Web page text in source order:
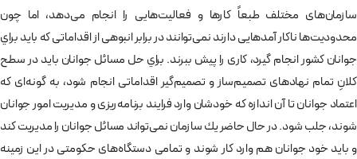
سازمان‌های مختلف طبعاً كارها و فعاليت‌هایی را انجام می‌دهد، اما چون
محدوديت‌ها ناكار آمدهایی دارند نمی‌توانند در برابر انبوهی از اقداماتی كه بايد براي
جوانان كشور انجام گيرد، كاری را پيش ببرند. براي حل مسائل جوانان بايد در سطح
كلانِ تمام نهادهای تصميم‌ساز و تصميم‌گير اقداماتی انجام شود، به گونه‌ای كه
اعتماد جوانان تا آن اندازه که خودشان وارد فرايند برنامه‌ريزی و مديريت امور جوانان
شوند، جلب شود. در حال حاضر يك سازمان نمی‌تواند مسائل جوانان را مديريت كند
و بايد خود جوانان هم وارد كار شوند و تمامی دستگاه‌های حكومتی در اين زمينه